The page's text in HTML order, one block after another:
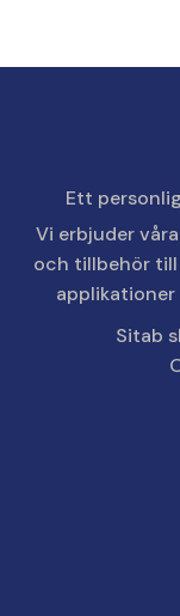
Ett
Vi erbjuder
och tillbehör till
Sitab